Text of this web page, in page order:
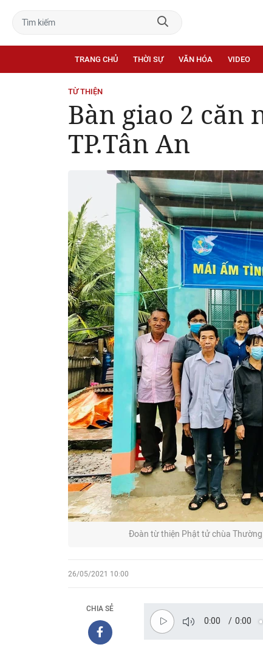
TRANG CHỦ THỜI SỰ VĂN HÓA VIDEO
TỪ THIỆN
Bàn giao 2 căn
TP.Tân An
Đoàn từ thiện Phật tử chùa
26/05/2021 10:00
CHIA SẺ
0:00 / 0:00